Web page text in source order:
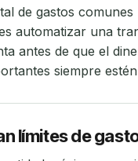
de gastos
automatizar una
antes de que el
siempre
límites de